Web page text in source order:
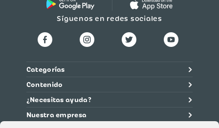
Síguenos en redes sociales
Categorías
Contenido
¿Necesitas ayuda?
Nuestra empresa